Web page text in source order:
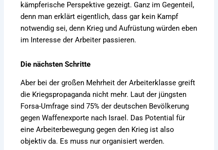
kämpferische Perspektive gezeigt. Ganz im Gegenteil,
denn man erklärt eigentlich, dass gar kein Kampf
notwendig sei, denn Krieg und Aufrüstung würden eben
im Interesse der Arbeiter passieren.
Die nächsten Schritte
Aber bei der großen Mehrheit der Arbeiterklasse greift
die Kriegspropaganda nicht mehr. Laut der jüngsten
Forsa-Umfrage sind 75% der deutschen Bevölkerung
gegen Waffenexporte nach Israel. Das Potential für
eine Arbeiterbewegung gegen den Krieg ist also
objektiv da. Es muss nur organisiert werden.